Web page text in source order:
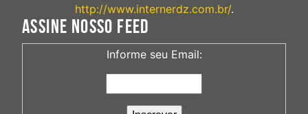
http://www.internerdz.com.br/.
ASSINE NOSSO FEED
Informe seu Email: